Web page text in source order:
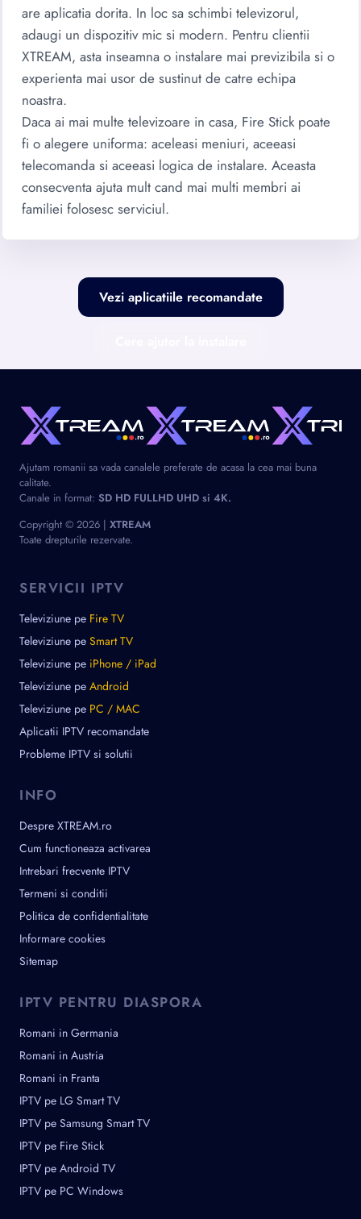
are aplicatia dorita. In loc sa schimbi televizorul,
adaugi un dispozitiv mic si modern. Pentru clientii
XTREAM, asta inseamna o instalare mai previzibila si o
experienta mai usor de sustinut de catre echipa
noastra.
Daca ai mai multe televizoare in casa, Fire Stick poate
fi o alegere uniforma: aceleasi meniuri, aceeasi
telecomanda si aceeasi logica de instalare. Aceasta
consecventa ajuta mult cand mai multi membri ai
familiei folosesc serviciul.
Vezi aplicatiile recomandate
Ajutam romanii sa vada canalele preferate de acasa la cea mai buna
calitate.
Canale in format: SD HD FULLHD UHD si 4K.
Copyright © 2026 | XTREAM
Toate drepturile rezervate.
SERVICII IPTV
Televiziune pe Fire TV
Televiziune pe Smart TV
Televiziune pe iPhone / iPad
Televiziune pe Android
Televiziune pe PC / MAC
Aplicatii IPTV recomandate
Probleme IPTV si solutii
INFO
Despre XTREAM.ro
Cum functioneaza activarea
Intrebari frecvente IPTV
Termeni si conditii
Politica de confidentialitate
Informare cookies
Sitemap
IPTV PENTRU DIASPORA
Romani in Germania
Romani in Austria
Romani in Franta
IPTV pe LG Smart TV
IPTV pe Samsung Smart TV
IPTV pe Fire Stick
IPTV pe Android TV
IPTV pe PC Windows